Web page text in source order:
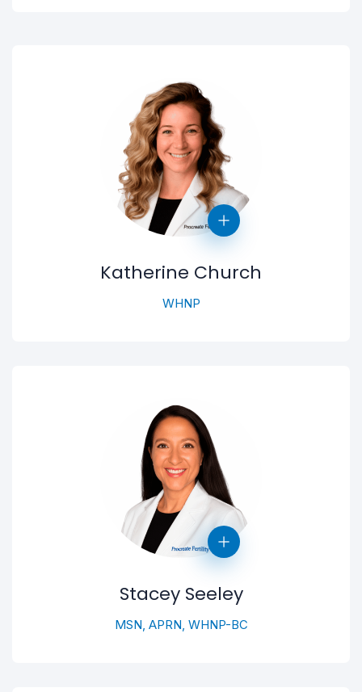
Katherine Church
WHNP
Stacey Seeley
MSN, APRN, WHNP-BC